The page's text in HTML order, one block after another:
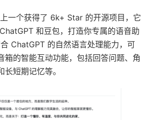
一个获得了 6k+ Star 的开源项目，它
和豆包，打造你专属的语音助
ChatGPT 的自然语言处理能力，可
箱的智能互动功能，包括回答问题、角
短期记忆等。